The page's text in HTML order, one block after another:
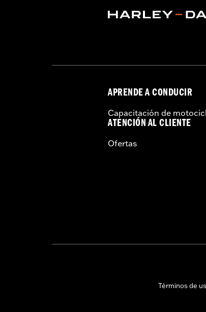
APRENDE A CONDUCIR
Capacitación de
ATENCIÓN AL CLIENTE
Ofertas
Términos de